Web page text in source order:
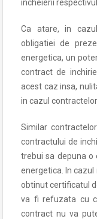
incheierii
Ca atare, in
obligatiei de
energetica, un
contract de
acest caz insa,
in cazul
Similar
contractului de
trebui sa depuna
energetica. In
obtinut certificatul
va fi refuzata cu
contract nu va